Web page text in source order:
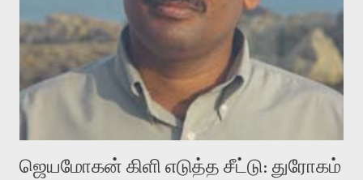
மென்வெளிச்சத்தில் நுண்பேசியின் படக்கருவியை இயக்கி சாத்தி
வைத்து விட்டு இயக்கத்தை அறிவோம். அறிதல் அபச்சாரமில்லை.
பயணப் படிமம் என்பது காக்னிடிவ் பொயடிக்ஸ் எனும் சமகால
விமர்சனத்தின் ஒரு முக்கிய கருவி. இக்கருவியை மனுஷ்யபுத்திரனின்
“காலை வணக்கங்கள்” எனும் ஒரு கவிதையில் சொருகப் போகிறோம்.
முதலில் கருவியை பழகுவோம். அன்றாட மொழியில் ஒன்று ம...
ஜெயமோகன் கிளி எடுத்த சீட்டு: துரோகம்